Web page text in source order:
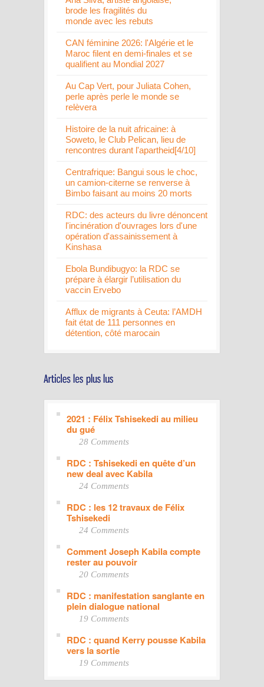
brode les fragilités du
monde avec les rebuts
CAN féminine 2026: l'Algérie et le
Maroc filent en demi-finales et se
qualifient au Mondial 2027
Au Cap Vert, pour Juliata Cohen,
perle après perle le monde se
relèvera
Histoire de la nuit africaine: à
Soweto, le Club Pelican, lieu de
rencontres durant l'apartheid[4/10]
Centrafrique: Bangui sous le choc,
un camion-citerne se renverse à
Bimbo faisant au moins 20 morts
RDC: des acteurs du livre dénoncent
l'incinération d'ouvrages lors d'une
opération d'assainissement à
Kinshasa
Ebola Bundibugyo: la RDC se
prépare à élargir l’utilisation du
vaccin Ervebo
Afflux de migrants à Ceuta: l’AMDH
fait état de 111 personnes en
détention, côté marocain
2021 : Félix Tshisekedi au milieu
du gué
28 Comments
RDC : Tshisekedi en quête d’un
new deal avec Kabila
24 Comments
RDC : les 12 travaux de Félix
Tshisekedi
24 Comments
Comment Joseph Kabila compte
rester au pouvoir
20 Comments
RDC : manifestation sanglante en
plein dialogue national
19 Comments
RDC : quand Kerry pousse Kabila
vers la sortie
19 Comments